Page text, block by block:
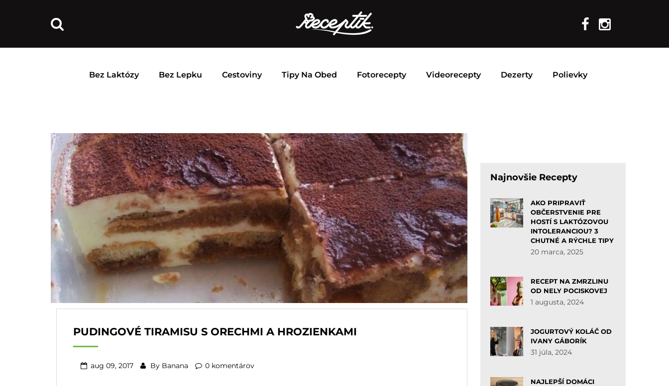
Bez Laktózy Bez Lepku Cestoviny Tipy Na Obed Fotorecepty Videorecepty Dezerty Polievky
PUDINGOVÉ TIRAMISU S ORECHMI A HROZIENKAMI
aug 09, 2017 By Banana 0 komentárov
Najnovšie Recepty
AKO PRIPRAVIŤ
OBČERSTVENIE PRE
HOSTÍ S LAKTÓZOVOU
INTOLERANCIOU? 3
CHUTNÉ A RÝCHLE TIPY
20 marca, 2025
RECEPT NA ZMRZLINU
OD NELY POCISKOVEJ
1 augusta, 2024
JOGURTOVÝ KOLÁČ OD
IVANY GÁBORÍK
31 júla, 2024
NAJLEPŠÍ DOMÁCI